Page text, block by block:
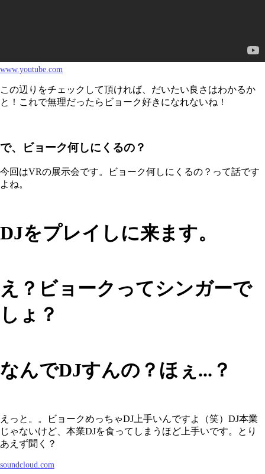
www.youtube.com
この辺りをチェックして頂ければ、だいたい良さはわかるか
と！これで無理だったらビョーク好きになれないね！
で、ビョーク何しにくるの？
今回はVRの展示会です。ビョーク何しにくるの？って話です
よね。
DJをプレイしに来ます。
え？ビョークってシンガーで
しょ？
なんでDJすんの？ほぇ...？
えっと。。ビョークめっちゃDJ上手いんですよ（笑）DJ本業
じゃないけど、本業DJを食ってしまうほど上手いです。とり
あえず聞く？
soundcloud.com